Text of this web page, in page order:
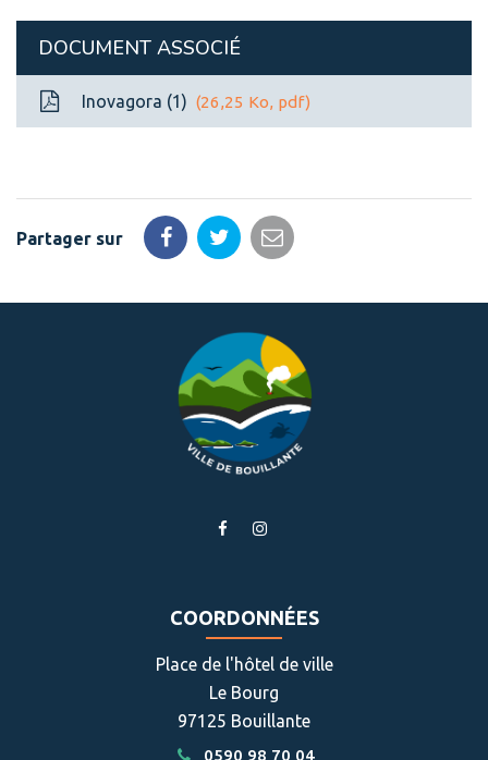
DOCUMENT ASSOCIÉ
Inovagora (1) 26,25 Ko, pdf
Partager sur
Partager
Facebook
Partager
Twitter
Partager
email
Lien
compte
Facebook
compte
Instagram
COORDONNÉES
Place de l'hôtel de ville
Le Bourg
97125 Bouillante
0590 98 70 04